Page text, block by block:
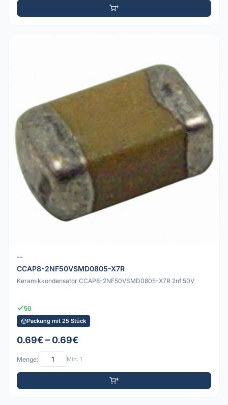
--
CCAP8-2NF50VSMD0805-X7R
Keramikkondensator CCAP8-2NF50VSMD0805-X7R 2nf 50V
50
Packung mit 25 Stück
0.69€ – 0.69€
Menge: Min: 1